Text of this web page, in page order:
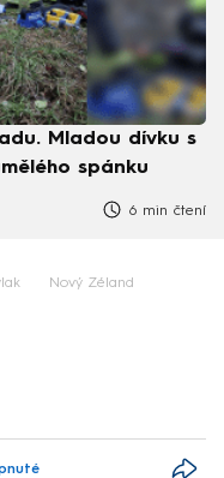
Mladou dívku s
spánku
6 min čtení
Nový Zéland